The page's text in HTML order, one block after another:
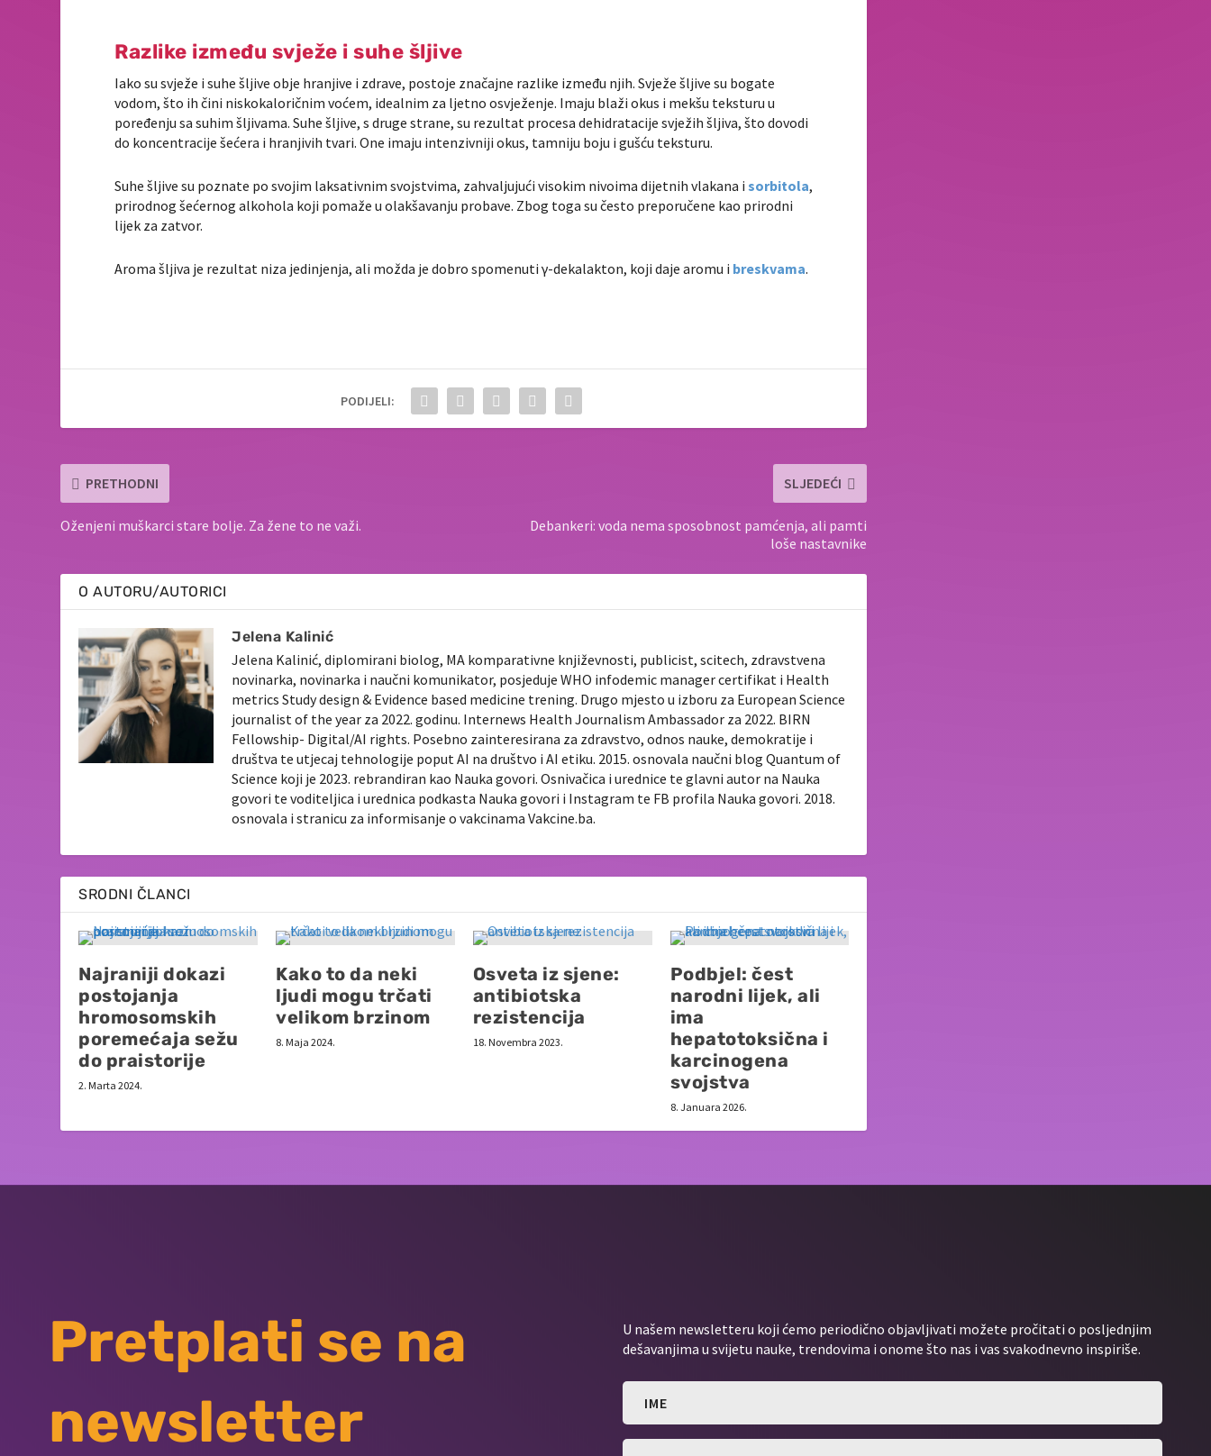
Razlike između svježe i suhe šljive
Iako su svježe i suhe šljive obje hranjive i zdrave, postoje značajne razlike između njih. Svježe šljive su bogate
vodom, što ih čini niskokaloričnim voćem, idealnim za ljetno osvježenje. Imaju blaži okus i mekšu teksturu u
poređenju sa suhim šljivama. Suhe šljive, s druge strane, su rezultat procesa dehidratacije svježih šljiva, što dovodi
do koncentracije šećera i hranjivih tvari. One imaju intenzivniji okus, tamniju boju i gušću teksturu.
Suhe šljive su poznate po svojim laksativnim svojstvima, zahvaljujući visokim nivoima dijetnih vlakana isorbitola,
prirodnog šećernog alkohola koji pomaže u olakšavanju probave. Zbog toga su često preporučene kao prirodni
lijek za zatvor.
Aroma šljiva je rezultat niza jedinjenja, ali možda je dobro spomenuti γ-dekalakton, koji daje aromu i breskvama.
PODIJELI:
PRETHODNI
Oženjeni muškarci stare bolje. Za žene to ne važi.
SLJEDEĆI
Debankeri: voda nema sposobnost pamćenja, ali pamti
loše nastavnike
O AUTORU/AUTORICI
Jelena Kalinić
Jelena Kalinić, diplomirani biolog, MA komparativne književnosti, publicist, scitech, zdravstvena
novinarka, novinarka i naučni komunikator, posjeduje WHO infodemic manager certifikat i Health
metrics Study design & Evidence based medicine trening. Drugo mjesto u izboru za European Science
journalist of the year za 2022. godinu. Internews Health Journalism Ambassador za 2022. BIRN
Fellowship- Digital/AI rights. Posebno zainteresirana za zdravstvo, odnos nauke, demokratije i
društva te utjecaj tehnologije poput AI na društvo i AI etiku. 2015. osnovala naučni blog Quantum of
Science koji je 2023. rebrandiran kao Nauka govori. Osnivačica i urednice te glavni autor na Nauka
govori te voditeljica i urednica podkasta Nauka govori i Instagram te FB profila Nauka govori. 2018.
osnovala i stranicu za informisanje o vakcinama Vakcine.ba.
SRODNI ČLANCI
Najraniji dokazi
postojanja
hromosomskih
poremećaja sežu
do praistorije
2. Marta 2024.
Kako to da neki
ljudi mogu trčati
velikom brzinom
8. Maja 2024.
Osveta iz sjene:
antibiotska
rezistencija
18. Novembra 2023.
Podbjel: čest
narodni lijek, ali
ima
hepatotoksična i
karcinogena
svojstva
8. Januara 2026.
Pretplati se na
newsletter
U našem newsletteru koji ćemo periodično objavljivati možete pročitati o posljednjim
dešavanjima u svijetu nauke, trendovima i onome što nas i vas svakodnevno inspiriše.